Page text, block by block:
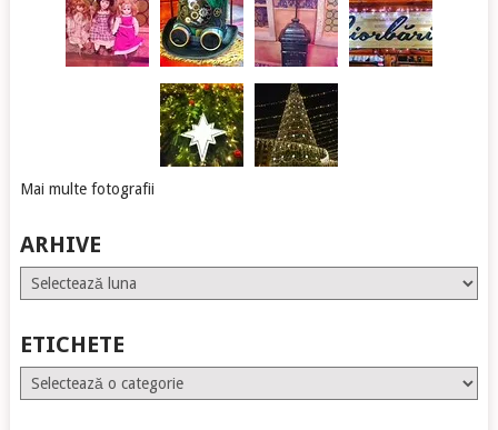
Mai multe fotografii
ARHIVE
Arhive
ETICHETE
Etichete